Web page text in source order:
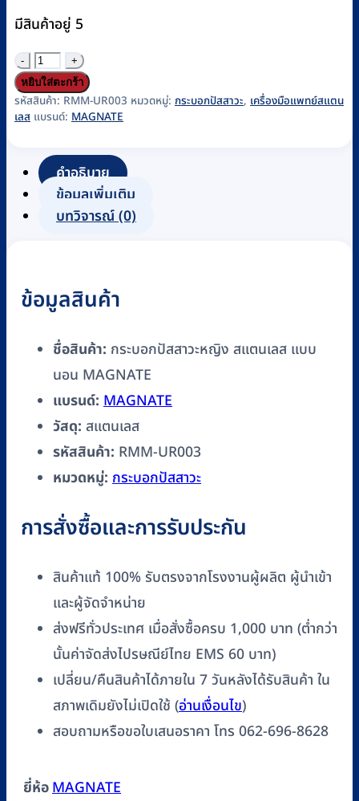
มีสินค้าอยู่ 5
จำนวน
กระบอก
ปัสสาวะ
หญิง
แตน
เลส
แบบ
หยิบใส่ตะกร้า
รหัสสินค้า: RMM-UR003 หมวดหมู่: กระบอกปัสสาวะ, เครื่องมือแพทย์สแตน
เลส แบรนด์: MAGNATE
คำอธิบาย
ข้อมูลเพิ่มเติม
บทวิจารณ์ (0)
ข้อมูลสินค้า
ชื่อสินค้า: กระบอกปัสสาวะหญิง สแตนเลส แบบ
นอน MAGNATE
แบรนด์: MAGNATE
วัสดุ: สแตนเลส
รหัสสินค้า: RMM-UR003
หมวดหมู่: กระบอกปัสสาวะ
การสั่งซื้อและการรับประกัน
สินค้าแท้ 100% รับตรงจากโรงงานผู้ผลิต ผู้นำเข้า
และผู้จัดจำหน่าย
ส่งฟรีทั่วประเทศ เมื่อสั่งซื้อครบ 1,000 บาท (ต่ำกว่า
นั้นค่าจัดส่งไปรษณีย์ไทย EMS 60 บาท)
เปลี่ยน/คืนสินค้าได้ภายใน 7 วันหลังได้รับสินค้า ใน
สภาพเดิมยังไม่เปิดใช้ (อ่านเงื่อนไข)
สอบถามหรือขอใบเสนอราคา โทร 062-696-8628
ยี่ห้อMAGNATE